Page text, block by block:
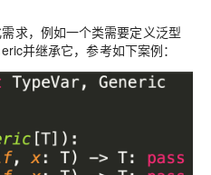
求，例如一个类需要定义泛型
并继承它，参考如下案例：